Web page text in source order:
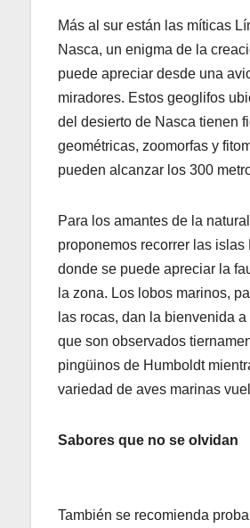
Más al sur están las míticas
Nasca, un enigma de la
puede apreciar desde una
miradores. Estos geoglifos
del desierto de Nasca tienen
geométricas, zoomorfas y
pueden alcanzar los 300
Para los amantes de la
proponemos recorrer las islas
donde se puede apreciar la
la zona. Los lobos marinos,
las rocas, dan la bienvenida
que son observados
pingüinos de Humboldt
variedad de aves marinas
Sabores que no se olvidan
También se recomienda